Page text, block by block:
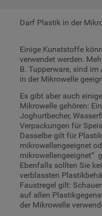
Darf Plastik in der
Einige Kunststoffe
verwendet werden.
B. Tupperware, sind
in der Mikrowelle
Es gibt aber auch
Mikrowelle gehören:
Joghurtbecher,
Verpackungen für
Dasselbe gilt für
mikrowellengeeignet
mikrowellengeeignet“
Ebenfalls sollten Sie
verblassten
Faustregel gilt:
auf allen
der Mikrowelle
https://
(Profiling- und
Indem Sie auf die
Cookies
der Verwendung all
der Weitergabe Ihrer
Drittanbieter für
Sie Ihre
klicken Sie auf die
Einstellungen". Um
einzusehen klicken
Informationen" .
erforderliche
lediglich unbedingt